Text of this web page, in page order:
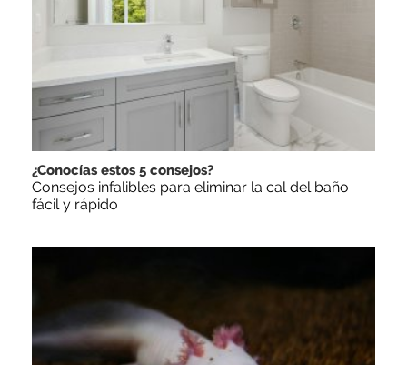
¿Conocías estos 5 consejos?
Consejos infalibles para eliminar la cal del baño
fácil y rápido